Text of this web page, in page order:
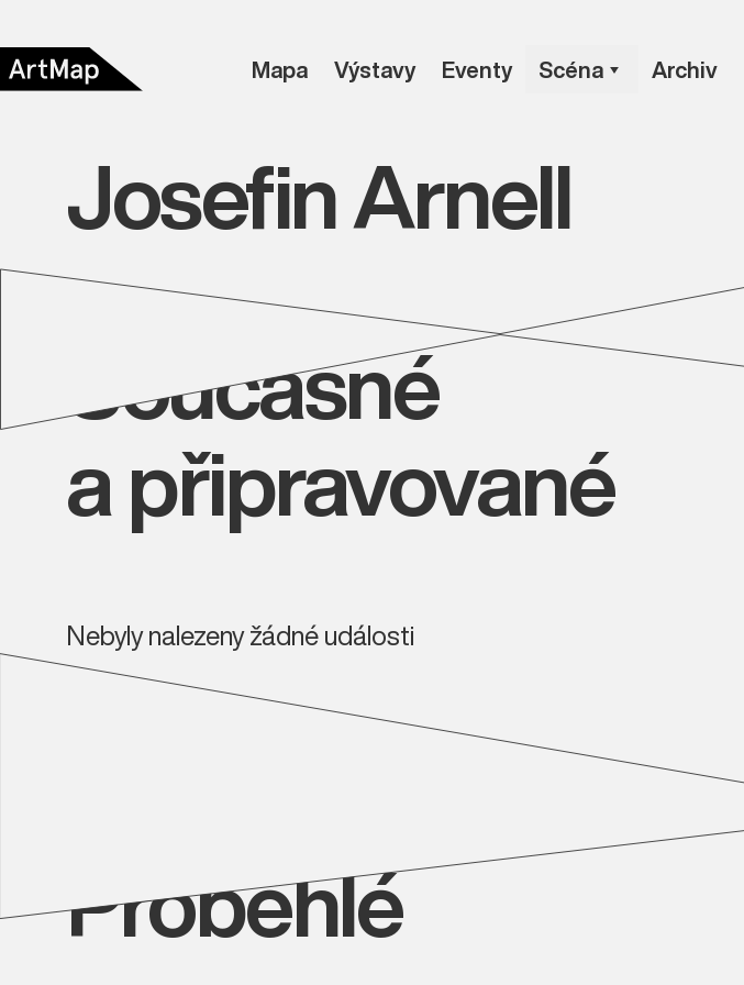
Mapa Výstavy Eventy Scéna Archiv
Josefin Arnell
Současné
a připravované
Nebyly nalezeny žádné události
Proběhlé